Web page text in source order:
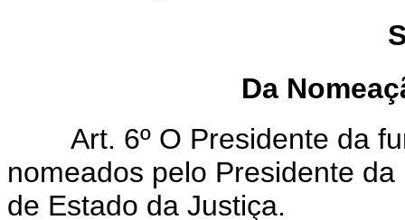
Da
Art. 6º O Presidente da
nomeados pelo Presidente
de Estado da Justiça.